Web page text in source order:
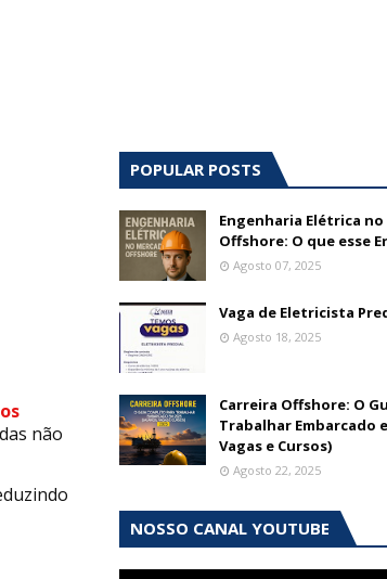
não
POPULAR POSTS
Engenharia Elétrica
Offshore: O que esse
Agosto 07, 2025
Vaga de Eletricista
Agosto 18, 2025
Carreira Offshore: O
Trabalhar Embarcado
Vagas e Cursos)
Agosto 22, 2025
NOSSO CANAL YOUTUBE